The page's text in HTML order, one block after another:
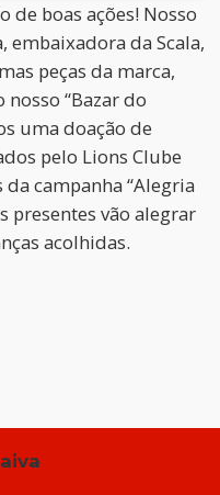
de boas ações! Nosso
embaixadora da Scala,
peças da marca,
“Bazar do
uma doação de
pelo Lions Clube
campanha “Alegria
presentes vão alegrar
acolhidas.